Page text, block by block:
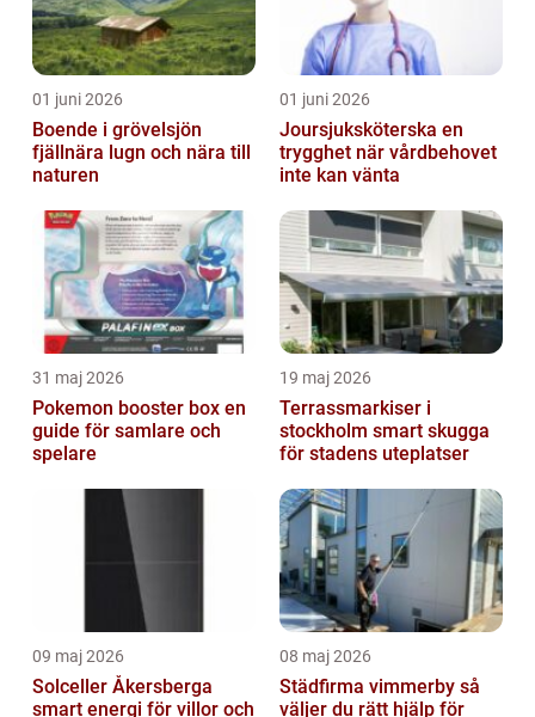
01 juni 2026
Boende i grövelsjön
fjällnära lugn och nära till
naturen
01 juni 2026
Joursjuksköterska en
trygghet när vårdbehovet
inte kan vänta
31 maj 2026
Pokemon booster box en
guide för samlare och
spelare
19 maj 2026
Terrassmarkiser i
stockholm smart skugga
för stadens uteplatser
09 maj 2026
Solceller Åkersberga
smart energi för villor och
08 maj 2026
Städfirma vimmerby så
väljer du rätt hjälp för